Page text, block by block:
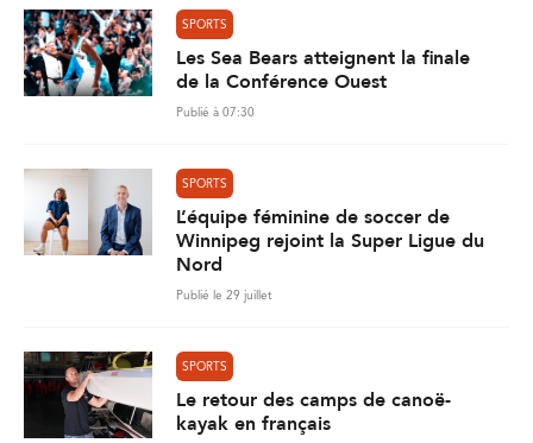
SPORTS
Les Sea Bears atteignent la finale
de la Conférence Ouest
Publié à 07:30
SPORTS
L’équipe féminine de soccer de
Winnipeg rejoint la Super Ligue du
Nord
Publié le 29 juillet
SPORTS
Le retour des camps de canoë-
kayak en français